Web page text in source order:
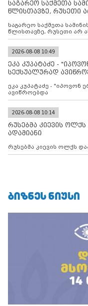
საგარეო საქმეთა
წლისთავზე, რუსეთი
საგარეო საქმეთა
წლისთავზე, რუსეთი არ
დადებულ 2008 წლის 12
კონტროლს ოკუპირებულ
მილიტარიზაციის
ფაქტობრივი
2026-08-08 10:49
ეკა კუპატაძე -
სექსუალურად
ეკა კუპატაძე - "იპოვონ
ავიწროებდა
2026-08-08 10:14
რუსებმა კიევის
ადამიანი
რუსებმა კიევის ოლქს
ᲑᲘᲖᲜᲔᲡ ᲜᲘᲣᲡᲘ